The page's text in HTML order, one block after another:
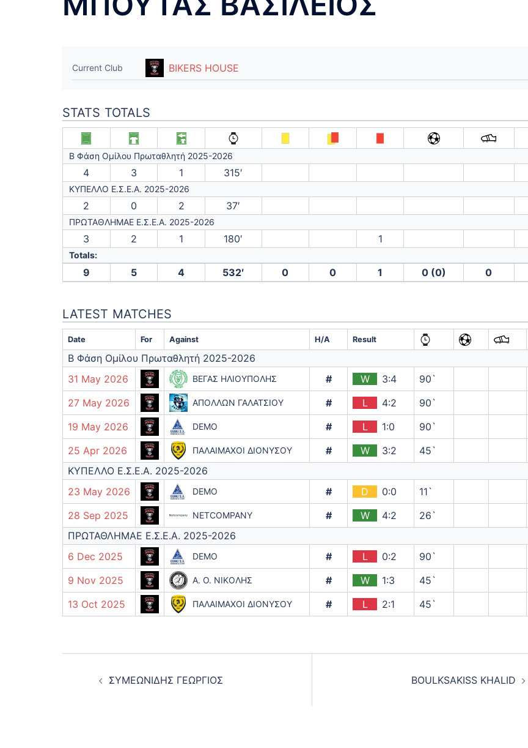
Current Club BIKERS HOUSE
STATS TOTALS
Β Φάση Ομίλου Πρωταθλητή 2025-2026
4 3 1 315′
ΚΥΠΕΛΛΟ Ε.Σ.Ε.Α. 2025-2026
2 0 2 37′
ΠΡΩΤΑΘΛΗΜΑΕ Ε.Σ.Ε.Α. 2025-2026
3 2 1 180′ 1
Totals:
9 5 4 532′ 0 0 1 0 (0) 0
LATEST MATCHES
Date For Against H/A Result
Β Φάση Ομίλου Πρωταθλητή 2025-2026
31 May 2026
ΒΕΓΑΣ ΗΛΙΟΥΠΟΛΗΣ # W 3:4
90`
27 May 2026
ΑΠΟΛΛΩΝ ΓΑΛΑΤΣΙΟΥ # L 4:2
90`
19 May 2026
DEMO # L 1:0
90`
25 Apr 2026
ΠΑΛΑΙΜΑΧΟΙ ΔΙΟΝΥΣΟΥ # W 3:2
45`
ΚΥΠΕΛΛΟ Ε.Σ.Ε.Α. 2025-2026
23 May 2026
DEMO # D 0:0
11`
28 Sep 2025
NETCOMPANY # W 4:2
26`
ΠΡΩΤΑΘΛΗΜΑΕ Ε.Σ.Ε.Α. 2025-2026
6 Dec 2025
DEMO # L 0:2
90`
9 Nov 2025
Α. Ο. ΝΙΚΟΛΗΣ # W 1:3
45`
13 Oct 2025
ΠΑΛΑΙΜΑΧΟΙ ΔΙΟΝΥΣΟΥ # L 2:1 45`
navigation
ΣΥΜΕΩΝΙΔΗΣ ΓΕΩΡΓΙΟΣ BOULKSAKISS KHALID